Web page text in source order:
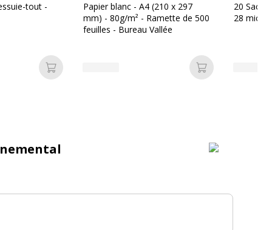
tout -
Ajouter au panier
Papier blanc - A4 (210 x 297
mm) - 80g/m² - Ramette de 500
feuilles - Bureau Vallée
Ajouter au
20 Sacs
28
: